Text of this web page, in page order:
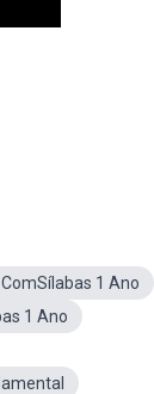
1 Ano
1 Ano